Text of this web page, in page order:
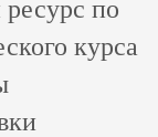
по
курса